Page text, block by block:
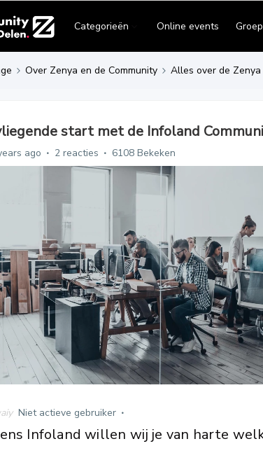
Categorieën Online events
Over Zenya en de Community Alles over de Zenya
start met de Infoland
ago 2 reacties 6108 Bekeken
Niet actieve gebruiker
Infoland willen wij je van harte